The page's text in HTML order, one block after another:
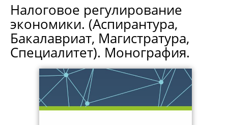
Налоговое регулирование
экономики. (Аспирантура,
Бакалавриат, Магистратура,
Специалитет). Монография.